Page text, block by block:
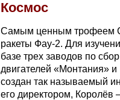
Космос
Самым ценным трофеем
ракеты Фау-2. Для
базе трех заводов по
двигателей «Монтания»
создан так называемый
его директором,